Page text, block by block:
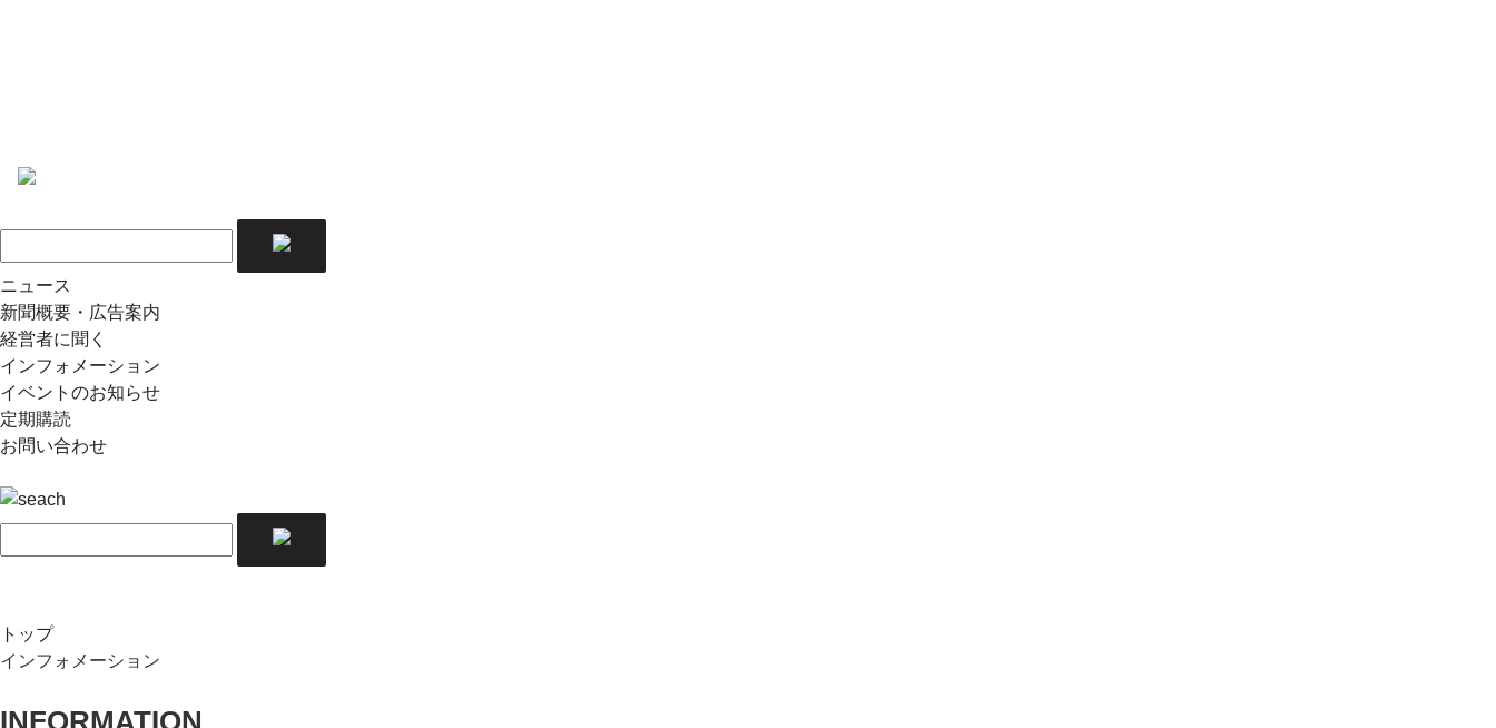
ニュース
新聞概要・広告案内
経営者に聞く
インフォメーション
イベントのお知らせ
定期購読
お問い合わせ
トップ
インフォメーション
INFORMATION